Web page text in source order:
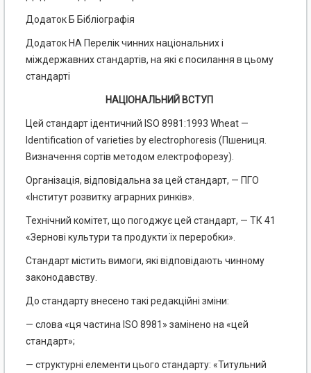
Додаток Б Бібліографія
Додаток НА Перелік чинних національних і
міждержавних стандартів, на які є посилання в цьому
стандарті
НАЦІОНАЛЬНИЙ ВСТУП
Цей стандарт ідентичний ISO 8981:1993 Wheat —
Identification of varieties by electrophoresis (Пшениця.
Визначення сортів методом електрофорезу).
Організація, відповідальна за цей стандарт, — ПГО
«Інститут розвитку аграрних ринків».
Технічний комітет, що погоджує цей стандарт, — ТК 41
«Зернові культури та продукти їх переробки».
Стандарт містить вимоги, які відповідають чинному
законодавству.
До стандарту внесено такі редакційні зміни:
— слова «ця частина ISO 8981» замінено на «цей
стандарт»;
— структурні елементи цього стандарту: «Титульний